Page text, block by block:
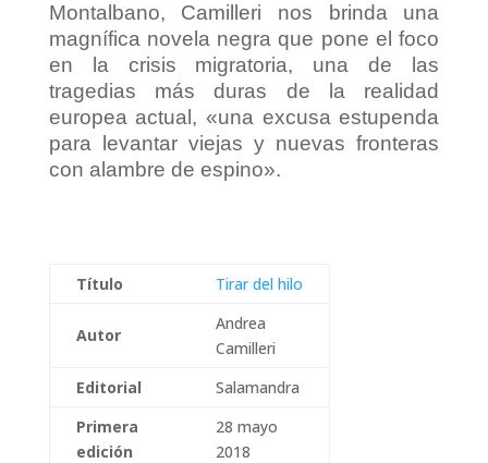
Montalbano, Camilleri nos brinda una
magnífica novela negra que pone el foco
en la crisis migratoria, una de las
tragedias más duras de la realidad
europea actual, «una excusa estupenda
para levantar viejas y nuevas fronteras
con alambre de espino».
Título Tirar del hilo
Autor
Andrea
Camilleri
Editorial
Salamandra
Primera
edición
28 mayo
2018